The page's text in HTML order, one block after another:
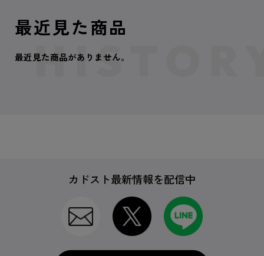
最近見た商品
最近見た商品がありません。
カドスト最新情報を配信中